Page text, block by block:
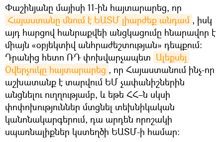
Փաշինյանը մայիսի 11-ին հայտարարեց, որ
Հայաստանը մնում է ԵԱՏՄ լիարժեք անդամ , իսկ
այդ հարցով հանրաքվեի անցկացումը հնարավոր է
միայն «օբյեկտիվ անհրաժեշտության» դեպքում:
Դրանից հետո ՌԴ փոխվարչապետ Ալեքսեյ
Օվերչուկը հայտարարեց , որ Հայաստանում ինչ-որ
աշխատանք է տարվում ԵՄ չափանիշներին
անցնելու ուղղությամբ, և եթե ՀՀ–ն սկսի
փոփոխություններ մտցնել տեխնիկական
կանոնակարգերում, դա արդեն որոշակի
սպառնալիքներ կստեղծի ԵԱՏՄ-ի համար: